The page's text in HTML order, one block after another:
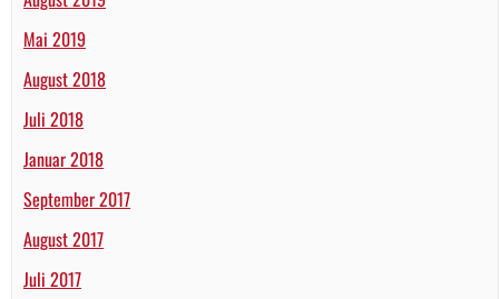
Mai 2019
August 2018
Juli 2018
Januar 2018
September 2017
August 2017
Juli 2017